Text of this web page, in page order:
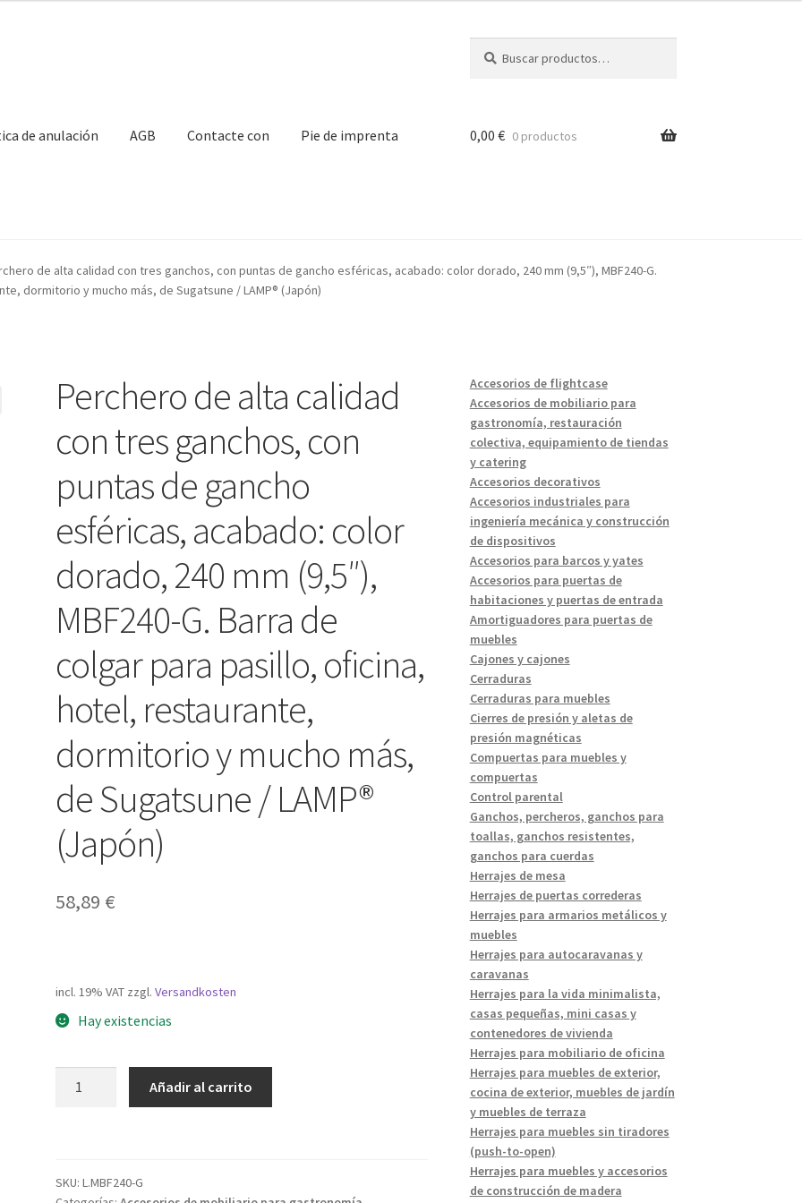
por:
de anulación AGB Contacte con Pie de imprenta
Mi Cuenta Nuestros socios Pie de imprenta Política de anulación
0,00 € 0 productos
de alta calidad con tres ganchos, con puntas de gancho esféricas, acabado: color dorado, 240 mm (9,5″), MBF240-G.
dormitorio y mucho más, de Sugatsune / LAMP® (Japón)
Perchero de alta calidad
con tres ganchos, con
puntas de gancho
esféricas, acabado: color
dorado, 240 mm (9,5″),
MBF240-G. Barra de
colgar para pasillo, oficina,
hotel, restaurante,
dormitorio y mucho más,
de Sugatsune / LAMP®
(Japón)
58,89 €
incl. 19% VAT zzgl.Versandkosten
Hay existencias
tres
Añadir al carrito
SKU:L.MBF240-G
Accesorios de flightcase
Accesorios de mobiliario para
gastronomía, restauración
colectiva, equipamiento de tiendas
y catering
Accesorios decorativos
Accesorios industriales para
ingeniería mecánica y construcción
de dispositivos
Accesorios para barcos y yates
Accesorios para puertas de
habitaciones y puertas de entrada
Amortiguadores para puertas de
muebles
Cajones y cajones
Cerraduras
Cerraduras para muebles
Cierres de presión y aletas de
presión magnéticas
Compuertas para muebles y
compuertas
Control parental
Ganchos, percheros, ganchos para
toallas, ganchos resistentes,
ganchos para cuerdas
Herrajes de mesa
Herrajes de puertas correderas
Herrajes para armarios metálicos y
muebles
Herrajes para autocaravanas y
caravanas
Herrajes para la vida minimalista,
casas pequeñas, mini casas y
contenedores de vivienda
Herrajes para mobiliario de oficina
Herrajes para muebles de exterior,
cocina de exterior, muebles de jardín
y muebles de terraza
Herrajes para muebles sin tiradores
(push-to-open)
Herrajes para muebles y accesorios
de construcción de madera